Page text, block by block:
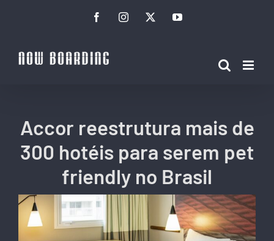
conteúdo
FacebookInstagramTwitterYouTube
Accor reestrutura mais de
300 hotéis para serem pet
friendly no Brasil